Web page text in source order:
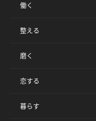
働く
整える
磨く
恋する
暮らす